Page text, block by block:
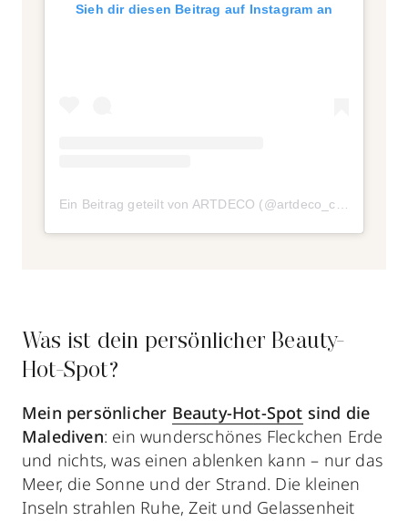
Sieh dir diesen Beitrag auf Instagram an
Ein Beitrag geteilt von ARTDECO (@artdeco_cosmetics)
Was ist dein persönlicher Beauty-
Hot-Spot?
Mein persönlicher Beauty-Hot-Spot sind die
Malediven: ein wunderschönes Fleckchen Erde
und nichts, was einen ablenken kann – nur das
Meer, die Sonne und der Strand. Die kleinen
Inseln strahlen Ruhe, Zeit und Gelassenheit